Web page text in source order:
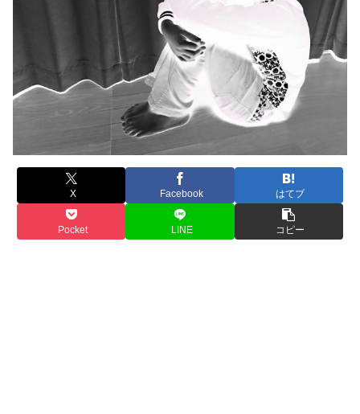
X Facebook はてブ
Pocket LINE コピー